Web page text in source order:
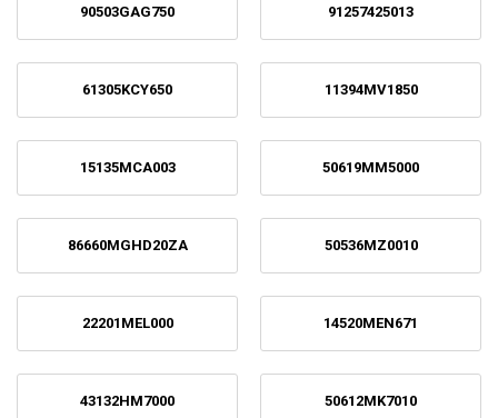
90503GAG750 91257425013
61305KCY650 11394MV1850
15135MCA003 50619MM5000
86660MGHD20ZA 50536MZ0010
22201MEL000 14520MEN671
43132HM7000 50612MK7010